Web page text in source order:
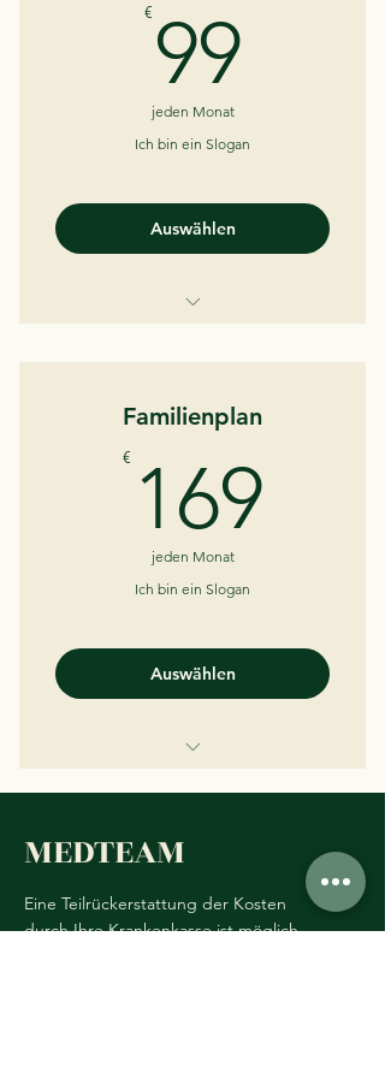
€ 99
jeden Monat
Ich bin ein Slogan
Auswählen
Familienplan
€ 169
jeden Monat
Ich bin ein Slogan
Auswählen
MEDTEAM
Eine Teilrückerstattung der Kosten
durch Ihre Krankenkasse ist möglich